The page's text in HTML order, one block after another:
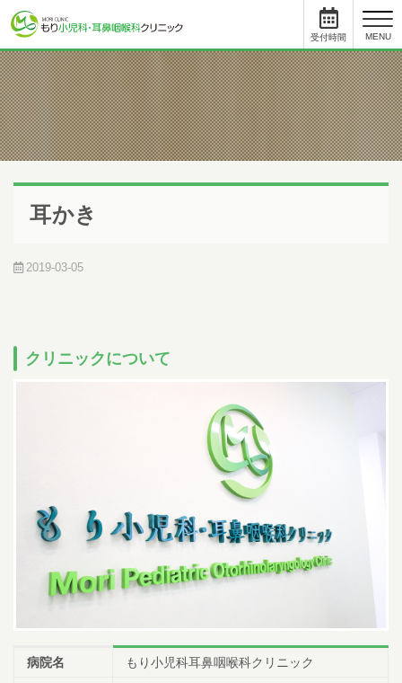
MENU
受付時間
と について
小児科
受付時間 月 火 水 木 金
土
09:00 - 11:45
● ● ● ● ●
12:45まで
15:30 - 17:45
● ● - ● ● -
耳鼻科
順番予約は午前中に午後の予約・受付はできません。
小児科午後の診療について
14:30~15:30までは予防注射、乳児健診の時間です。
ただし、重症な方、緊急を要する方は診療さ
尾内医師によるアレルギー外来と予防接種・健診は
完全予約です。前日までに直接クリニックに電話をし、予約をとってく
ださい
Web予約について
下記の時間の予約が可能です。
小児科
午前 07:00-11:00 / 午後14:00-17:00
（土曜日 /午前07:00-12:00 ）
086-463-3387
耳かき
2019-03-05
クリニックについて
病院名 もり小児科耳鼻咽喉科クリニック